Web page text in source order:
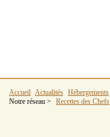
Accueil Actualités Hébergements
Notre réseau >
Recettes des Chefs